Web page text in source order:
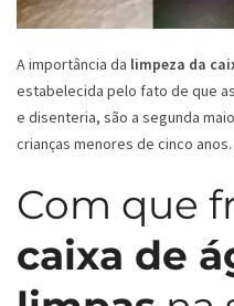
A importância da limpeza da
estabelecida pelo fato de que
e disenteria, são a segunda
crianças menores de cinco anos.
Com que
caixa de